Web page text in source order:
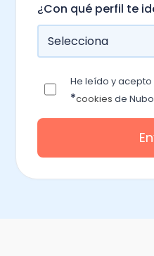
¿Con qué perfil te
He leído y
cookies de
*